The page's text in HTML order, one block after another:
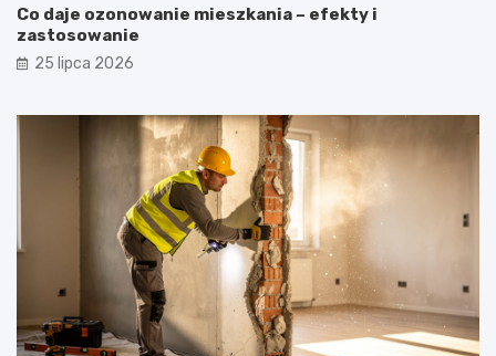
Co daje ozonowanie mieszkania – efekty i
zastosowanie
25 lipca 2026